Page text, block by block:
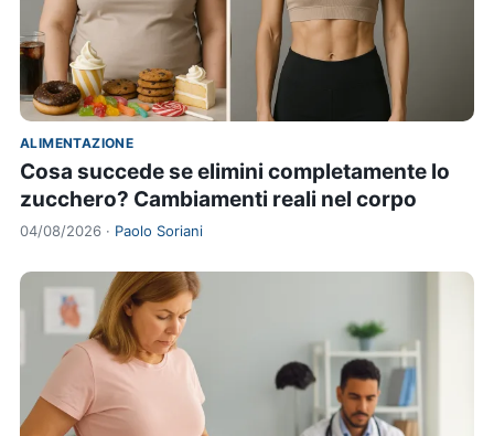
ALIMENTAZIONE
Cosa succede se elimini completamente lo
zucchero? Cambiamenti reali nel corpo
04/08/2026 · Paolo Soriani